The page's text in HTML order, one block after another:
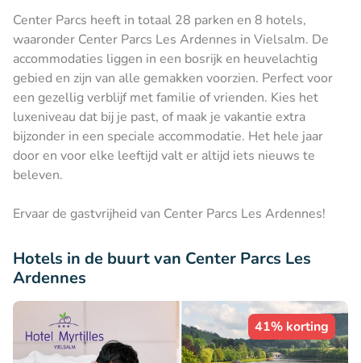
Center Parcs heeft in totaal 28 parken en 8 hotels,
waaronder Center Parcs Les Ardennes in Vielsalm. De
accommodaties liggen in een bosrijk en heuvelachtig
gebied en zijn van alle gemakken voorzien. Perfect voor
een gezellig verblijf met familie of vrienden. Kies het
luxeniveau dat bij je past, of maak je vakantie extra
bijzonder in een speciale accommodatie. Het hele jaar
door en voor elke leeftijd valt er altijd iets nieuws te
beleven.
Ervaar de gastvrijheid van Center Parcs Les Ardennes!
Hotels in de buurt van Center Parcs Les
Ardennes
41% korting